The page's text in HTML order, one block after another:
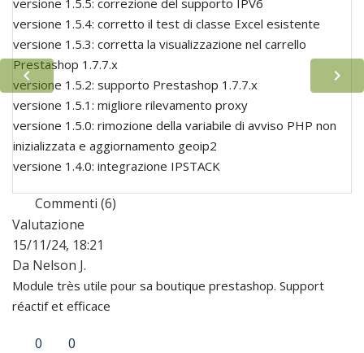
versione 1.5.4: corretto il test di classe Excel esistente
versione 1.5.3: corretta la visualizzazione nel carrello
Prestashop 1.7.7.x
versione 1.5.2: supporto Prestashop 1.7.7.x
versione 1.5.1: migliore rilevamento proxy
versione 1.5.0: rimozione della variabile di avviso PHP non
inizializzata e aggiornamento geoip2
versione 1.4.0: integrazione IPSTACK
Commenti (6)
Valutazione
15/11/24, 18:21
Da Nelson J.
Module très utile pour sa boutique prestashop. Support
réactif et efficace
0
0
 